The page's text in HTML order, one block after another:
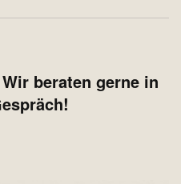
beraten gerne in